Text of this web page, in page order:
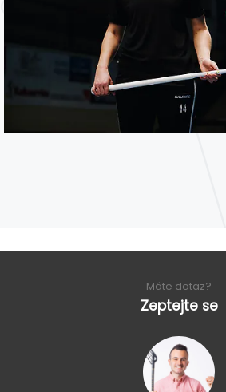
Máte dotaz?
Zeptejte se